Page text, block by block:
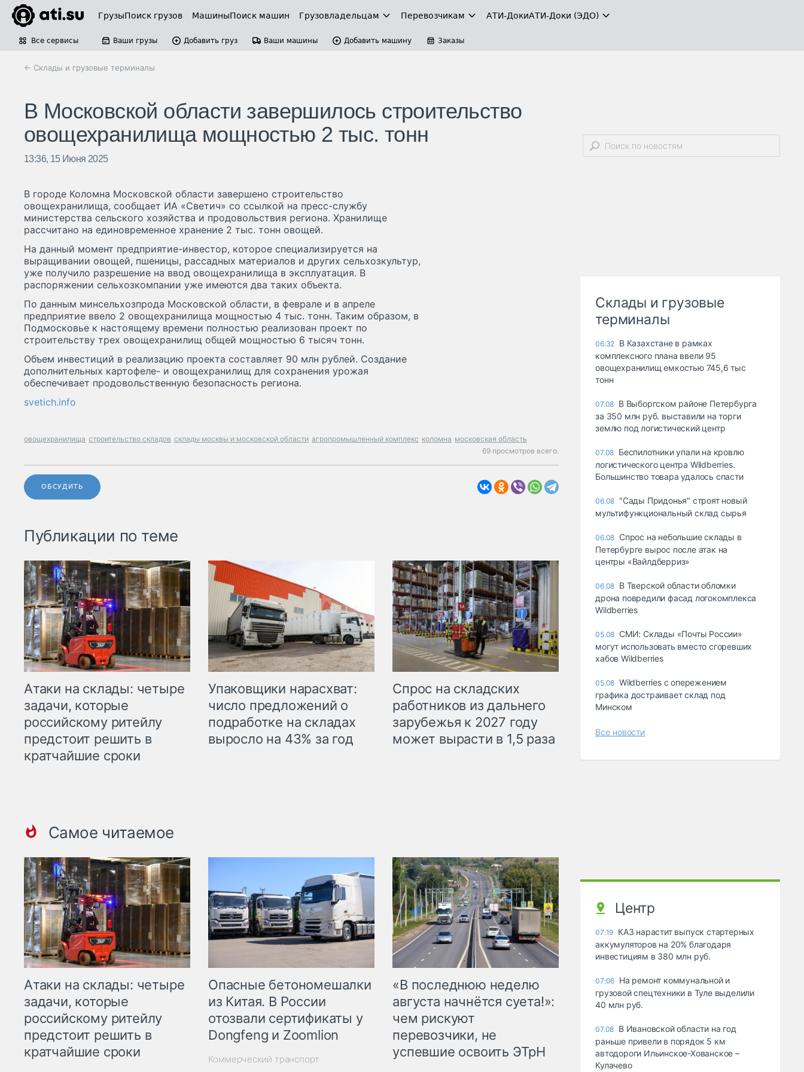
ГрузыПоиск грузов МашиныПоиск машин Грузовладельцам Перевозчикам АТИ-ДокиАТИ-Доки (ЭДО)
Все сервисы Ваши грузы Добавить груз Ваши машины Добавить машину Заказы
← Склады и грузовые терминалы
В Московской области завершилось строительство
овощехранилища мощностью 2 тыс. тонн
13:36, 15 Июня 2025
В городе Коломна Московской области завершено строительство
овощехранилища, сообщает ИА «Светич» со ссылкой на пресс-службу
министерства сельского хозяйства и продовольствия региона. Хранилище
рассчитано на единовременное хранение 2 тыс. тонн овощей.
На данный момент предприятие-инвестор, которое специализируется на
выращивании овощей, пшеницы, рассадных материалов и других сельхозкультур,
уже получило разрешение на ввод овощехранилища в эксплуатация. В
распоряжении сельхозкомпании уже имеются два таких объекта.
По данным минсельхозпрода Московской области, в феврале и в апреле
предприятие ввело 2 овощехранилища мощностью 4 тыс. тонн. Таким образом, в
Подмосковье к настоящему времени полностью реализован проект по
строительству трех овощехранилищ общей мощностью 6 тысяч тонн.
Объем инвестиций в реализацию проекта составляет 90 млн рублей. Создание
дополнительных картофеле- и овощехранилищ для сохранения урожая
обеспечивает продовольственную безопасность региона.
svetich.info
овощехранилища строительство складов склады москвы и московской области агропромышленный комплекс коломна московская область
69 просмотров всего.
ОБСУДИТЬ
Публикации по теме
Атаки на склады: четыре
задачи, которые
российскому ритейлу
предстоит решить в
кратчайшие сроки
Упаковщики нарасхват:
число предложений о
подработке на складах
выросло на 43% за год
Спрос на складских
работников из дальнего
зарубежья к 2027 году
может вырасти в 1,5 раза
Самое читаемое
Атаки на склады: четыре
задачи, которые
российскому ритейлу
предстоит решить в
кратчайшие сроки
Опасные бетономешалки
из Китая. В России
отозвали сертификаты у
Dongfeng и Zoomlion
Коммерческий транспорт
«В последнюю неделю
августа начнётся суета!»:
чем рискуют
перевозчики, не
успевшие освоить ЭТрН
Склады и грузовые
терминалы
06:32 В Казахстане в рамках
комплексного плана ввели 95
овощехранилищ емкостью 745,6 тыс
тонн
07.08 В Выборгском районе Петербурга
за 350 млн руб. выставили на торги
землю под логистический центр
07.08 Беспилотники упали на кровлю
логистического центра Wildberries.
Большинство товара удалось спасти
06.08 "Сады Придонья" строят новый
мультифункциональный склад сырья
06.08 Спрос на небольшие склады в
Петербурге вырос после атак на
центры «Вайлдберриз»
06.08 В Тверской области обломки
дрона повредили фасад логокомплекса
Wildberries
05.08 СМИ: Склады «Почты России»
могут использовать вместо сгоревших
хабов Wildberries
05.08 Wildberries с опережением
графика достраивает склад под
Минском
Все новости
Центр
07:19 КАЗ нарастит выпуск стартерных
аккумуляторов на 20% благодаря
инвестициям в 380 млн руб.
07:06 На ремонт коммунальной и
грузовой спецтехники в Туле выделили
40 млн руб.
07.08 В Ивановской области на год
раньше привели в порядок 5 км
автодороги Ильинское-Хованское –
Кулачево